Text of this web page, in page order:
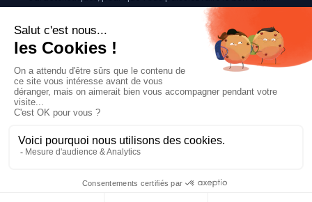
Vous êtes éditeur?
Se référencer sur Foxeet
Réseaux
Mentions légales